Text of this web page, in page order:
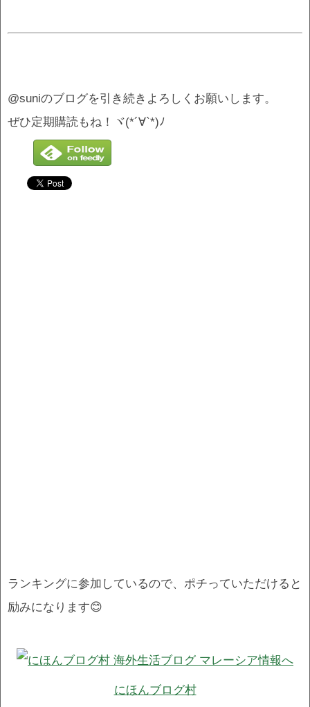
@suniのブログを引き続きよろしくお願いします。
ぜひ定期購読もね！ヾ(*´∀`*)ﾉ
ランキングに参加しているので、ポチっていただけると
励みになります😊
にほんブログ村